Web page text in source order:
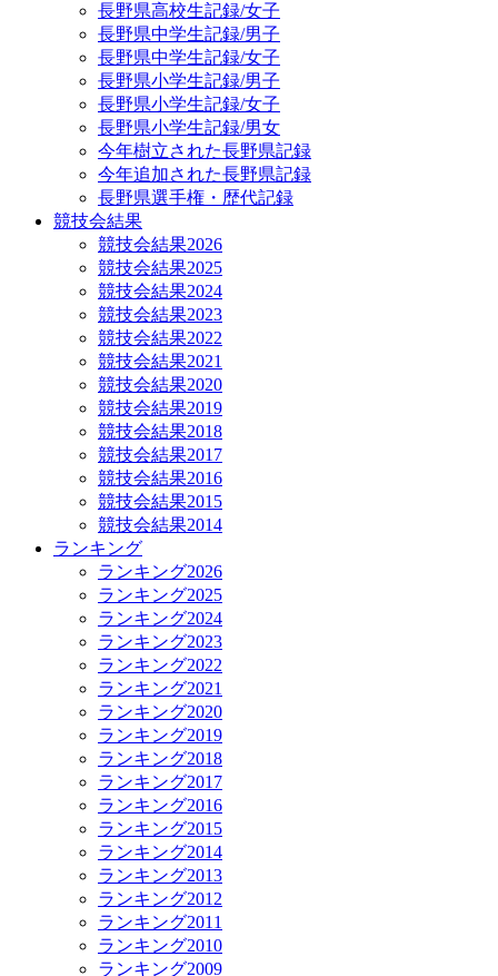
長野県高校生記録/女子
長野県中学生記録/男子
長野県中学生記録/女子
長野県小学生記録/男子
長野県小学生記録/女子
長野県小学生記録/男女
今年樹立された長野県記録
今年追加された長野県記録
長野県選手権・歴代記録
競技会結果
競技会結果2026
競技会結果2025
競技会結果2024
競技会結果2023
競技会結果2022
競技会結果2021
競技会結果2020
競技会結果2019
競技会結果2018
競技会結果2017
競技会結果2016
競技会結果2015
競技会結果2014
ランキング
ランキング2026
ランキング2025
ランキング2024
ランキング2023
ランキング2022
ランキング2021
ランキング2020
ランキング2019
ランキング2018
ランキング2017
ランキング2016
ランキング2015
ランキング2014
ランキング2013
ランキング2012
ランキング2011
ランキング2010
ランキング2009